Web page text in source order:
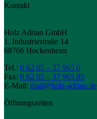
Kontakt
Holz Adrian GmbH
1. Industriestraße 14
68766 Hockenheim
Tel.: 0 62 05 – 37 965 0
Fax: 0 62 05 – 37 965 85
E-Mail: mail@holz-adrian.de
Öffnungszeiten